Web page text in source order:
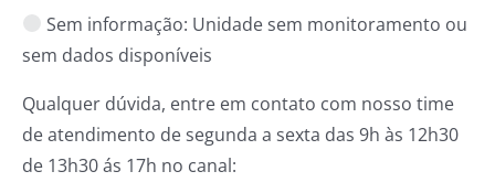
Sem informação: Unidade sem monitoramento ou
sem dados disponíveis
Qualquer dúvida, entre em contato com nosso time
de atendimento de segunda a sexta das 9h às 12h30
de 13h30 ás 17h no canal: